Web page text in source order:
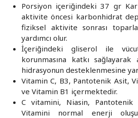
Porsiyon içeriğindeki 37 gr
aktivite öncesi karbonhidrat
fiziksel aktivite sonrası
yardımcı olur.
İçeriğindeki gliserol ile
korunmasına katkı sağlayarak
hidrasyonun desteklenmesine
Vitamin C, B3, Pantotenik Asit,
ve Vitamin B1 içermektedir.
C vitamini, Niasin,
Vitamini normal enerji